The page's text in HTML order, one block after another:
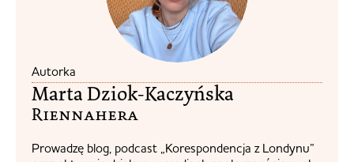
Autorka
Marta Dziok-Kaczyńska
Riennahera​
Prowadzę blog, podcast „Korespondencja z Londynu”